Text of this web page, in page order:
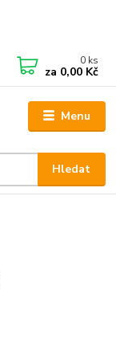
Menu
Hledat
0 ks
za 0,00 Kč